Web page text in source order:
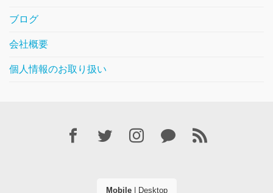
ブログ
会社概要
個人情報のお取り扱い
Mobile| Desktop